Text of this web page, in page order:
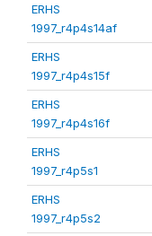
ERHS
1997_r4p4s14af
ERHS
1997_r4p4s15f
ERHS
1997_r4p4s16f
ERHS
1997_r4p5s1
ERHS
1997_r4p5s2